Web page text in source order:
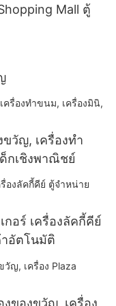
Mall ตู้
ขวัญ, เครื่องทำ
ด็กเชิงพาณิชย์
กอร์ เครื่องลัคกี้คีย์
อัตโนมัติ
งของขวัญ, เครื่อง